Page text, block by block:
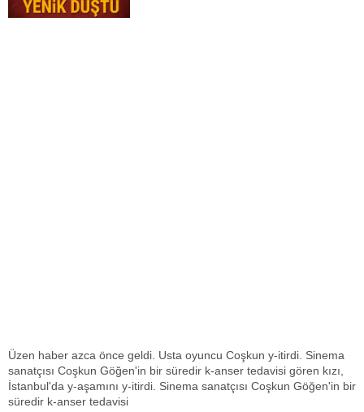
Üzen haber azca önce geldi. Usta oyuncu Coşkun y-itirdi. Sinema
sanatçısı Coşkun Göğen'in bir süredir k-anser tedavisi gören kızı,
İstanbul'da y-aşamını y-itirdi. Sinema sanatçısı Coşkun Göğen'in bir
süredir k-anser tedavisi